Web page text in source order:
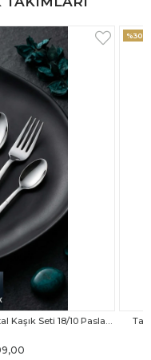
Kaşık Bıçak Seti Taç
%33